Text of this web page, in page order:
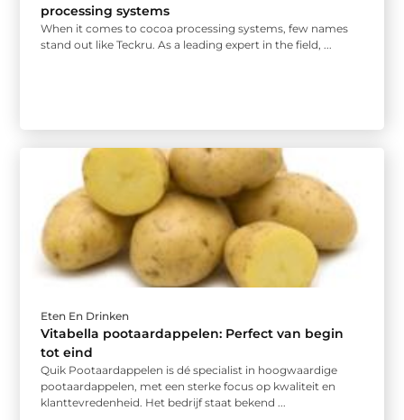
processing systems
When it comes to cocoa processing systems, few names
stand out like Teckru. As a leading expert in the field, ...
Eten En Drinken
Vitabella pootaardappelen: Perfect van begin
tot eind
Quik Pootaardappelen is dé specialist in hoogwaardige
pootaardappelen, met een sterke focus op kwaliteit en
klanttevredenheid. Het bedrijf staat bekend ...